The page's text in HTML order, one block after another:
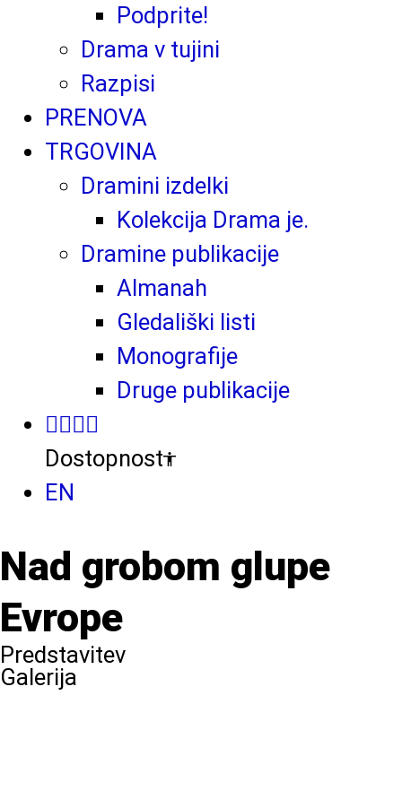
Podprite!
Drama v tujini
Razpisi
PRENOVA
TRGOVINA
Dramini izdelki
Kolekcija Drama je.
Dramine publikacije
Almanah
Gledališki listi
Monografije
Druge publikacije
Dostopnost
EN
Nad grobom glupe
Evrope
Predstavitev
Galerija